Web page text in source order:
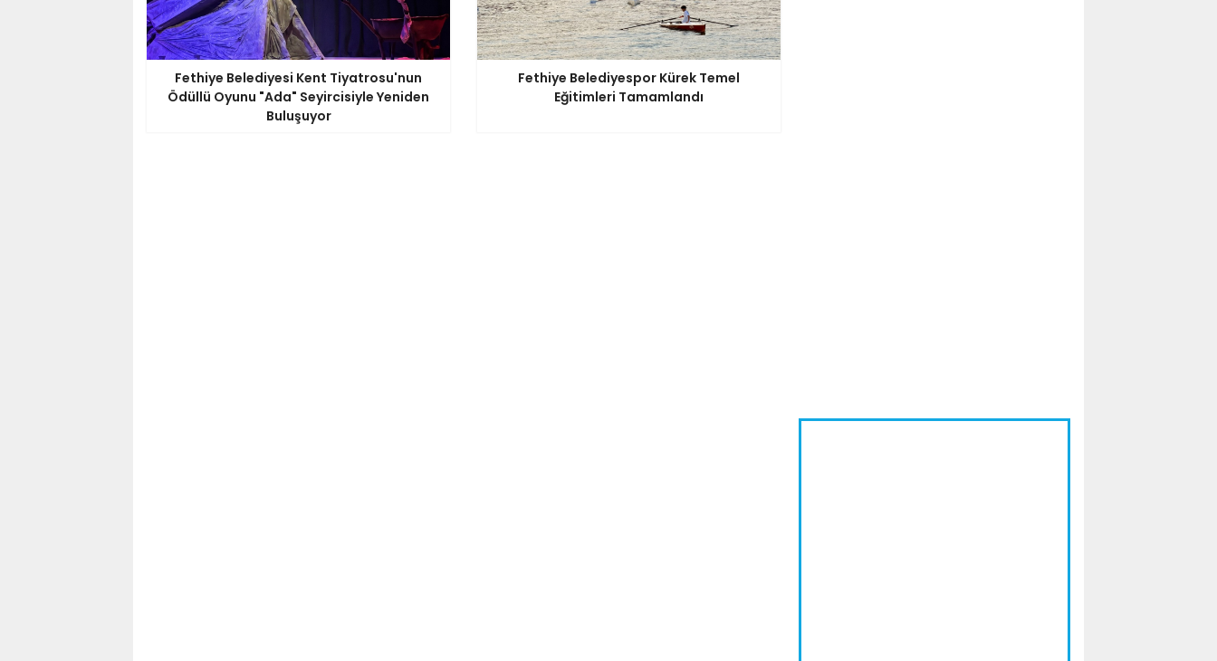
Fethiye Belediyesi Kent Tiyatrosu'nun
Ödüllü Oyunu "Ada" Seyircisiyle Yeniden
Buluşuyor
Fethiye Belediyespor Kürek Temel
Eğitimleri Tamamlandı